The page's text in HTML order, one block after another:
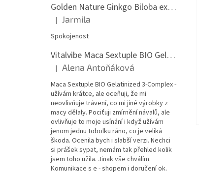
Golden Nature Ginkgo Biloba extrakt 50:1 60mg, 100 kapslí
Hodnocení produktu je 5 z 5 hvězdiček.
| Jarmila
Spokojenost
Vitalvibe Maca Sextuple BIO Gelatinized 3-Complex, 60 kapslí
Hodnocení produktu je 5 z 5 hvězdiček.
| Alena Antoňáková
Maca Sextuple BIO Gelatinized 3-Complex -
užívám krátce, ale oceňuji, že mi
neovlivňuje trávení, co mi jiné výrobky z
macy dělaly. Pociťuji zmírnění návalů, ale
ovlivňuje to moje usínání i když užívám
jenom jednu tobolku ráno, co je veliká
škoda. Ocenila bych i slabší verzi. Nechci
si prášek sypat, nemám tak přehled kolik
jsem toho užila. Jinak vše chválím.
Komunikace s e - shopem i doručení ok.